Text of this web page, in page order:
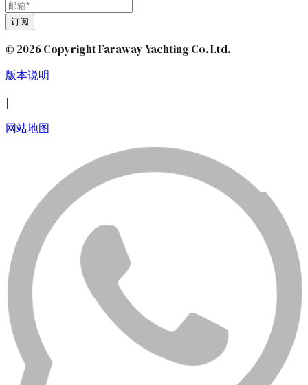
订阅
© 2026 Copyright Faraway Yachting Co. Ltd.
版本说明
|
网站地图